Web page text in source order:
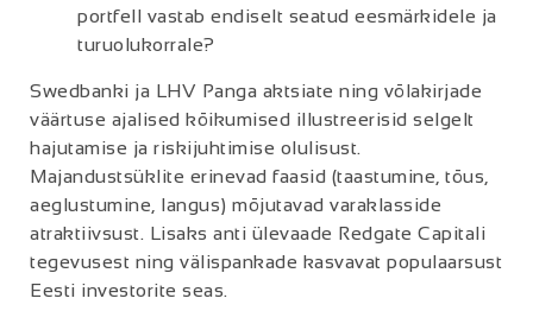
portfell vastab endiselt seatud eesmärkidele ja
turuolukorrale?
Swedbanki ja LHV Panga aktsiate ning võlakirjade
väärtuse ajalised kõikumised illustreerisid selgelt
hajutamise ja riskijuhtimise olulisust.
Majandustsüklite erinevad faasid (taastumine, tõus,
aeglustumine, langus) mõjutavad varaklasside
atraktiivsust. Lisaks anti ülevaade Redgate Capitali
tegevusest ning välispankade kasvavat populaarsust
Eesti investorite seas.